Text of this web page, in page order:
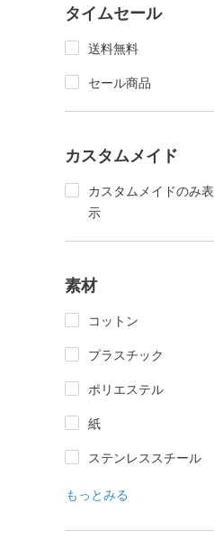
タイムセール
送料無料
セール商品
カスタムメイド
カスタムメイドのみ表
示
素材
コットン
プラスチック
ポリエステル
紙
ステンレススチール
もっとみる